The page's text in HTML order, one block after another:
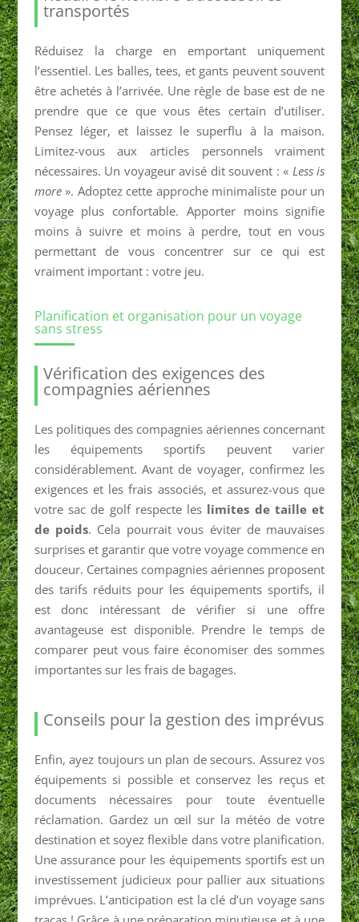
transportés
Réduisez la charge en emportant uniquement
l’essentiel. Les balles, tees, et gants peuvent souvent
être achetés à l’arrivée. Une règle de base est de ne
prendre que ce que vous êtes certain d’utiliser.
Pensez léger, et laissez le superflu à la maison.
Limitez-vous aux articles personnels vraiment
nécessaires. Un voyageur avisé dit souvent : « Less is
more». Adoptez cette approche minimaliste pour un
voyage plus confortable. Apporter moins signifie
moins à suivre et moins à perdre, tout en vous
permettant de vous concentrer sur ce qui est
vraiment important : votre jeu.
Planification et organisation pour un voyage
sans stress
Vérification des exigences des
compagnies aériennes
Les politiques des compagnies aériennes concernant
les équipements sportifs peuvent varier
considérablement. Avant de voyager, confirmez les
exigences et les frais associés, et assurez-vous que
votre sac de golf respecte les limites de taille et
de poids. Cela pourrait vous éviter de mauvaises
surprises et garantir que votre voyage commence en
douceur. Certaines compagnies aériennes proposent
des tarifs réduits pour les équipements sportifs, il
est donc intéressant de vérifier si une offre
avantageuse est disponible. Prendre le temps de
comparer peut vous faire économiser des sommes
importantes sur les frais de bagages.
Conseils pour la gestion des imprévus
Enfin, ayez toujours un plan de secours. Assurez vos
équipements si possible et conservez les reçus et
documents nécessaires pour toute éventuelle
réclamation. Gardez un œil sur la météo de votre
destination et soyez flexible dans votre planification.
Une assurance pour les équipements sportifs est un
investissement judicieux pour pallier aux situations
imprévues. L’anticipation est la clé d’un voyage sans